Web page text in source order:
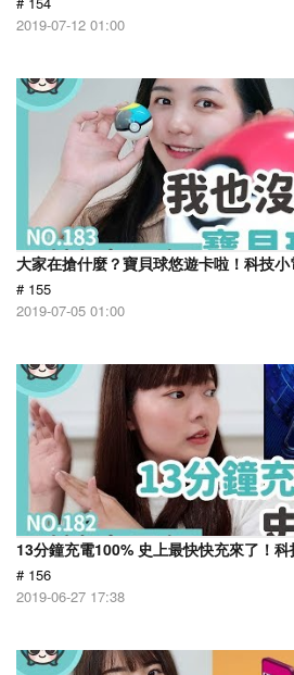
2019-07-12 01:00
大家在搶什麼？寶貝球悠遊卡啦！科技
# 155
2019-07-05 01:00
13分鐘充電100% 史上最快快充來了！
# 156
2019-06-27 17:38